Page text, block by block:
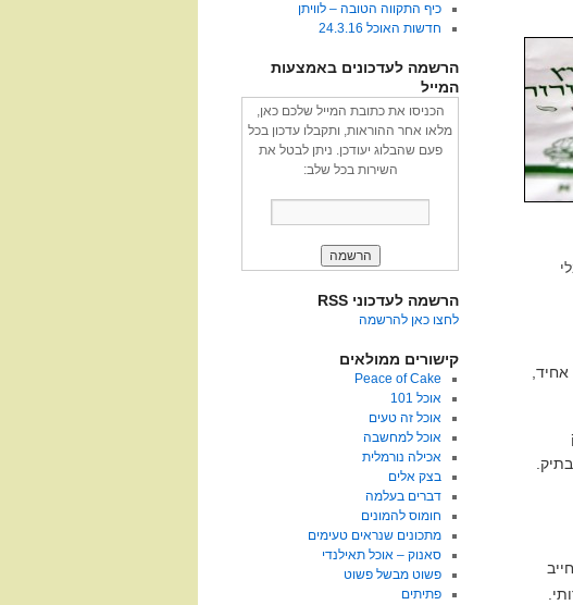
מבלי
כיף התקווה הטובה – לוויתן
חדשות האוכל 24.3.16
הרשמה לעדכונים באמצעות
המייל
הכניסו את כתובת המייל שלכם כאן,
מלאו אחר ההוראות, ותקבלו עדכון בכל
פעם שהבלוג יעודכן. ניתן לבטל את
השירות בכל שלב:
הרשמה לעדכוני RSS
לחצו כאן להרשמה
קישורים ממולאים
Peace of Cake
אוכל 101
אוכל זה טעים
אוכל למחשבה
אכילה נורמלית
בצק אלים
דברים בעלמה
חומוס להמונים
מתכונים שנראים טעימים
סאנוק – אוכל תאילנדי
פשוט מבשל פשוט
פתיתים